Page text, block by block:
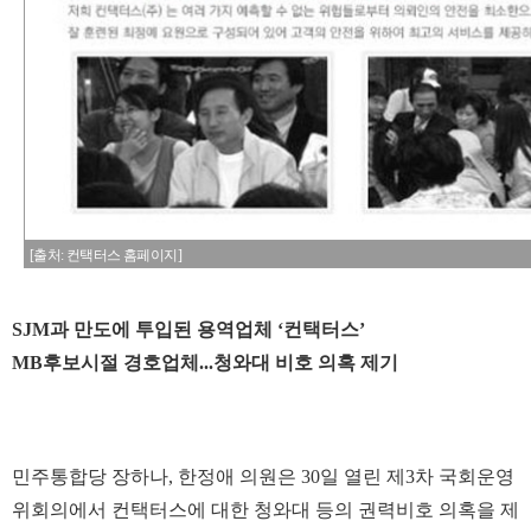
[출처: 컨택터스 홈페이지]
SJM과 만도에 투입된 용역업체 ‘컨택터스’
MB후보시절 경호업체...청와대 비호 의혹 제기
민주통합당 장하나, 한정애 의원은 30일 열린 제3차 국회운영
위회의에서 컨택터스에 대한 청와대 등의 권력비호 의혹을 제